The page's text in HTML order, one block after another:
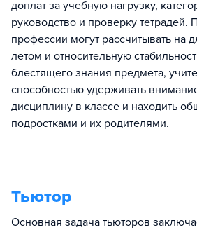
доплат за учебную нагрузку,
руководство и проверку тетрадей.
профессии могут рассчитывать на
летом и относительную
блестящего знания предмета,
способностью удерживать
дисциплину в классе и находить
подростками и их родителями.
Тьютор
Основная задача тьюторов